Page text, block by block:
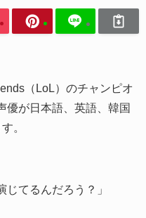
（LoL）のチャンピオ
優が日本語、英語、韓国
。
じてるんだろう？」